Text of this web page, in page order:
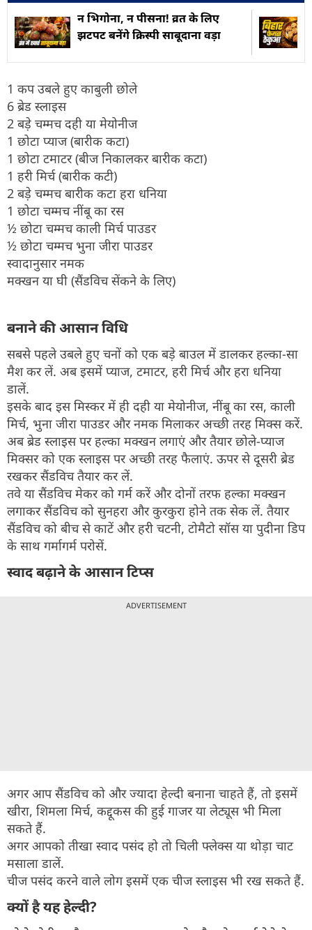
न भिगोना, न पीसना! व्रत के लिए
झटपट बनेंगे क्रिस्पी साबूदाना वड़ा
1 कप उबले हुए काबुली छोले
6 ब्रेड स्लाइस
2 बड़े चम्मच दही या मेयोनीज
1 छोटा प्याज (बारीक कटा)
1 छोटा टमाटर (बीज निकालकर बारीक कटा)
1 हरी मिर्च (बारीक कटी)
2 बड़े चम्मच बारीक कटा हरा धनिया
1 छोटा चम्मच नींबू का रस
½ छोटा चम्मच काली मिर्च पाउडर
½ छोटा चम्मच भुना जीरा पाउडर
स्वादानुसार नमक
मक्खन या घी (सैंडविच सेंकने के लिए)
बनाने की आसान विधि
सबसे पहले उबले हुए चनों को एक बड़े बाउल में डालकर हल्का-सा
मैश कर लें. अब इसमें प्याज, टमाटर, हरी मिर्च और हरा धनिया
डालें.
इसके बाद इस मिस्कर में ही दही या मेयोनीज, नींबू का रस, काली
मिर्च, भुना जीरा पाउडर और नमक मिलाकर अच्छी तरह मिक्स करें.
अब ब्रेड स्लाइस पर हल्का मक्खन लगाएं और तैयार छोले-प्याज
मिक्सर को एक स्लाइस पर अच्छी तरह फैलाएं. ऊपर से दूसरी ब्रेड
रखकर सैंडविच तैयार कर लें.
तवे या सैंडविच मेकर को गर्म करें और दोनों तरफ हल्का मक्खन
लगाकर सैंडविच को सुनहरा और कुरकुरा होने तक सेक लें. तैयार
सैंडविच को बीच से काटें और हरी चटनी, टोमैटो सॉस या पुदीना डिप
के साथ गर्मागर्म परोसें.
स्वाद बढ़ाने के आसान टिप्स
ADVERTISEMENT
अगर आप सैंडविच को और ज्यादा हेल्दी बनाना चाहते हैं, तो इसमें
खीरा, शिमला मिर्च, कद्दूकस की हुई गाजर या लेट्यूस भी मिला
सकते हैं.
अगर आपको तीखा स्वाद पसंद हो तो चिली फ्लेक्स या थोड़ा चाट
मसाला डालें.
चीज पसंद करने वाले लोग इसमें एक चीज स्लाइस भी रख सकते हैं.
क्यों है यह हेल्दी?